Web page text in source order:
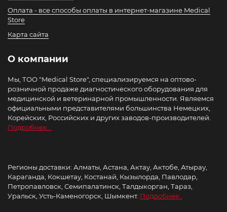
Оплата - все способы оплаты в интернет-магазине Medical
Store
Карта сайта
О компании
Мы, ТОО "Medical Store", специализируемся на оптово-
розничной продаже диагностического оборудования для
медицинской и ветеринарной промышленности. Являемся
официальными представителями большинства Немецких,
Корейских, Российских и других заводов-производителей.
Подробнее...
Регионы доставки: Алматы, Астана, Актау, Актобе, Атырау,
Караганда, Кокшетау, Костанай, Кызылорда, Павлодар,
Петропавловск, Семипалатинск, Талдыкорган, Тараз,
Уральск, Усть-Каменогорск, Шымкент. Подробнее..